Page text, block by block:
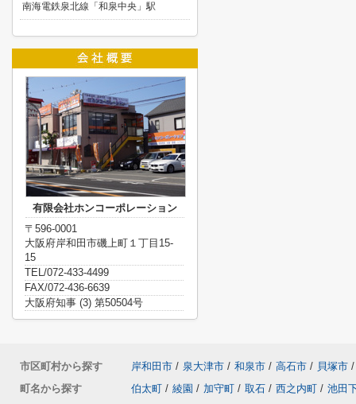
南海電鉄泉北線「和泉中央」駅
有限会社ホンコーポレーション
〒596-0001
大阪府岸和田市磯上町１丁目15-
15
TEL/072-433-4499
FAX/072-436-6639
大阪府知事 (3) 第50504号
市区町村から探す 岸和田市 / 泉大津市 / 和泉市 / 高石市 / 貝塚市 /
町名から探す
伯太町 / 綾園 / 加守町 / 取石 / 西之内町 / 池田